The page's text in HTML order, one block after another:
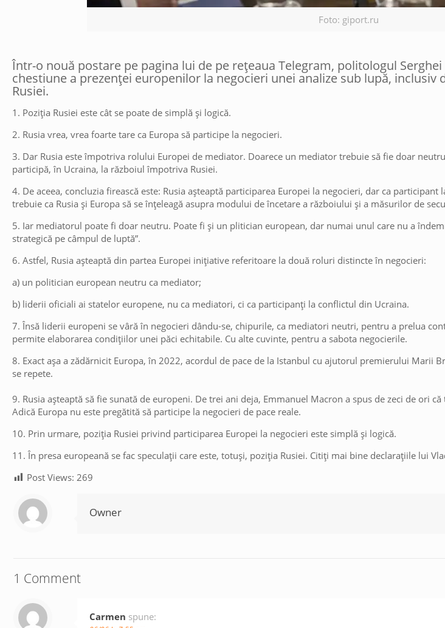
Foto: giport.ru
Într-o nouă postare pe pagina lui de pe rețeaua Telegram, politologul
chestiune a prezenței europenilor la negocieri unei analize sub lupă,
Rusiei.
1. Poziția Rusiei este cât se poate de simplă și logică.
2. Rusia vrea, vrea foarte tare ca Europa să participe la negocieri.
3. Dar Rusia este împotriva rolului Europei de mediator. Doarece un mediator trebuie să fie doar
participă, în Ucraina, la războiul împotriva Rusiei.
4. De aceea, concluzia firească este: Rusia așteaptă participarea Europei la negocieri, dar ca
trebuie ca Rusia și Europa să se înțeleagă asupra modului de încetare a războiului și a măsurilor de
5. Iar mediatorul poate fi doar neutru. Poate fi și un plitician european, dar numai unul care nu a
strategică pe câmpul de luptă”.
6. Astfel, Rusia așteaptă din partea Europei inițiative referitoare la două roluri distincte în negocieri:
a) un politician european neutru ca mediator;
b) liderii oficiali ai statelor europene, nu ca mediatori, ci ca participanți la conflictul din Ucraina.
7. Însă liderii europeni se vâră în negocieri dându-se, chipurile, ca mediatori neutri, pentru a prelua
permite elaborarea condițiilor unei păci echitabile. Cu alte cuvinte, pentru a sabota negocierile.
8. Exact așa a zădărnicit Europa, în 2022, acordul de pace de la Istanbul cu ajutorul premierului Marii
se repete.
9. Rusia așteaptă să fie sunată de europeni. De trei ani deja, Emmanuel Macron a spus de zeci de ori
Adică Europa nu este pregătită să participe la negocieri de pace reale.
10. Prin urmare, poziția Rusiei privind participarea Europei la negocieri este simplă și logică.
11. În presa europeană se fac speculații care este, totuși, poziția Rusiei. Citiți mai bine declarațiile lui
Post Views: 269
Owner
1 Comment
Carmen spune: